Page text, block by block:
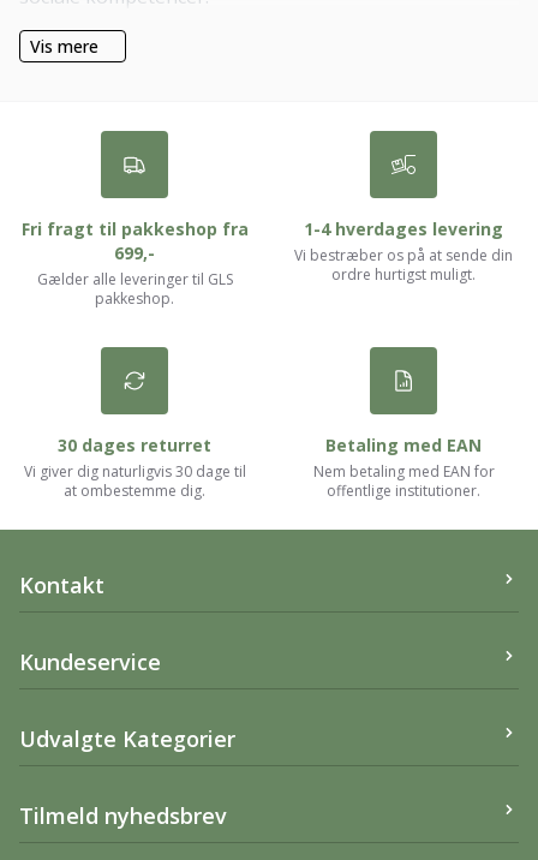
Vis mere
Fri fragt til pakkeshop fra
699,-
Gælder alle leveringer til GLS
pakkeshop.
1-4 hverdages levering
Vi bestræber os på at sende din
ordre hurtigst muligt.
30 dages returret
Vi giver dig naturligvis 30 dage til
at ombestemme dig.
Betaling med EAN
Nem betaling med EAN for
offentlige institutioner.
Kontakt
Ravnshøjvej 66,
Telefon:20617716
CVR:39 78 01 78
Kundeservice
Handelsbetingelser
Persondatapolitik
Udvalgte Kategorier
Bidesmykker
Tilmeld nyhedsbrev